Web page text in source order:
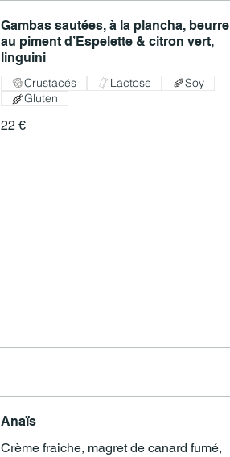
Gambas sautées, à la plancha, beurre
au piment d’Espelette & citron vert,
linguini
22 €
Crustacés Lactose
Soy
Gluten
Anaïs
Crème fraiche, magret de canard fumé,